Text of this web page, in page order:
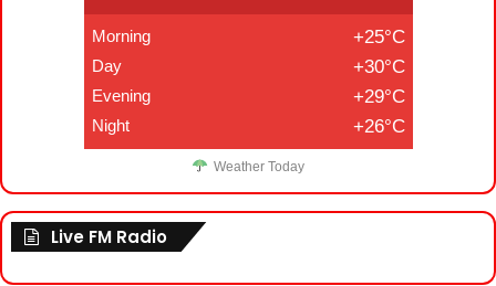
Morning +25°C
Day +30°C
Evening +29°C
Night +26°C
Weather Today
Live FM Radio